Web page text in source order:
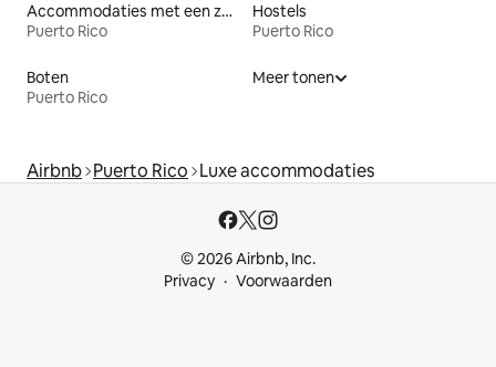
Accommodaties met een zwembad
Puerto Rico
Hostels
Puerto Rico
Boten
Puerto Rico
Meer tonen
Airbnb Puerto Rico Luxe accommodaties
© 2026 Airbnb, Inc.
Privacy
Voorwaarden